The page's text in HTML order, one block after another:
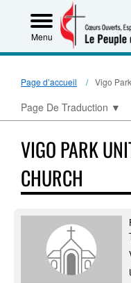
Menu
Page d’accueil Vigo
Page De Traduction ▼
VIGO PARK
CHURCH